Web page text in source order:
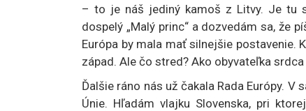
– to je náš jediný kamoš z Litvy. Je tu
dospelý „Malý princ“ a dozvedám sa, že
Európa by mala mať silnejšie postavenie.
západ. Ale čo stred? Ako obyvateľka
Ďalšie ráno nás už čakala Rada Európy.
Únie. Hľadám vlajku Slovenska, pri